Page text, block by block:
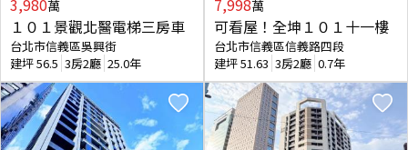
3,980萬
１０１景觀北醫電梯三房車
台北市信義區吳興街
建坪56.5 3房2廳 25.0年
7,998萬
可看屋！全坤１０１十一樓
台北市信義區信義路四段
建坪51.63 3房2廳 0.7年